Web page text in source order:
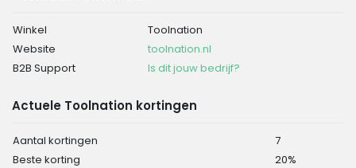
Winkel
Toolnation
Website
toolnation.nl
B2B Support
Is dit jouw bedrijf?
Actuele Toolnation kortingen
Aantal kortingen
7
Beste korting
20%